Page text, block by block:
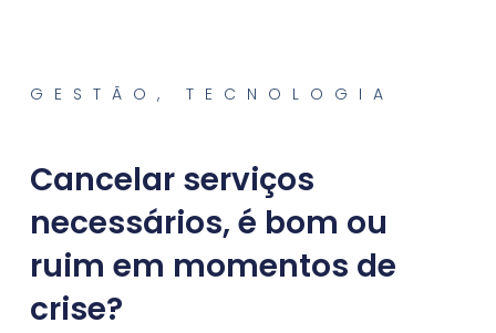
GESTÃO , TECNOLOGIA
Cancelar serviços
necessários, é bom ou
ruim em momentos de
crise?